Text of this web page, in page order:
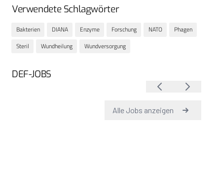
Verwendete Schlagwörter
Bakterien DIANA Enzyme Forschung NATO
Phagen
Steril
Wundheilung Wundversorgung
DEF-JOBS